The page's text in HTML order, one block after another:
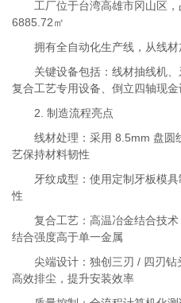
工厂位于台湾高雄市冈山区
6885.72㎡
拥有全自动化生产线，从线
关键设备包括：线材抽线机
复合工艺专用设备、倒立四轴现
2. 制造流程亮点
线材处理：采用 8.5mm 盘圆
艺保持材料韧性
牙纹成型：使用定制牙板模
性
复合工艺：高温冶金结合技
结合强度高于单一金属
尖端设计：独创三刃 / 四刃钻
高效排尘，提升安装效率